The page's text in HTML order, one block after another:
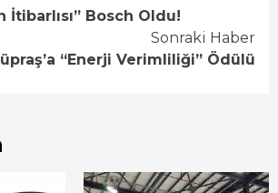
İtibarlısı” Bosch Oldu!
Sonraki Haber
“Enerji Verimliliği” Ödülü